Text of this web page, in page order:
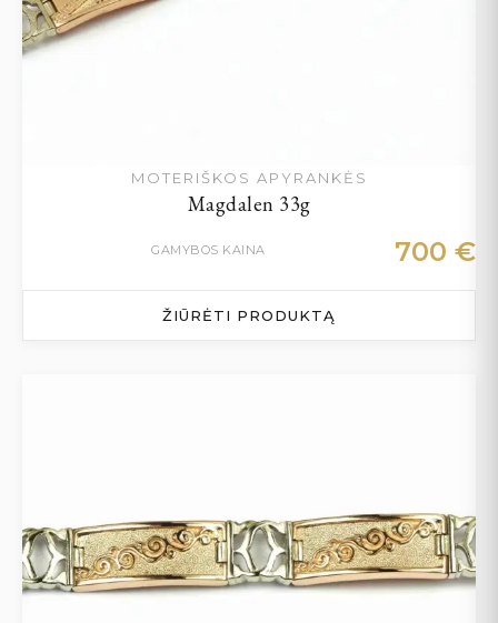
MOTERIŠKOS APYRANKĖS
Magdalen 33g
GAMYBOS KAINA 700 €
ŽIŪRĖTI PRODUKTĄ